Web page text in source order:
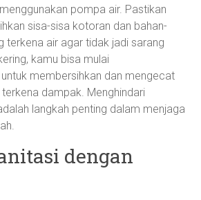
pompa air. Pastikan
sisa-sisa kotoran dan bahan-
terkena air agar tidak jadi sarang
kamu bisa mulai
membersihkan dan mengecat
dampak. Menghindari
langkah penting dalam menjaga
dengan